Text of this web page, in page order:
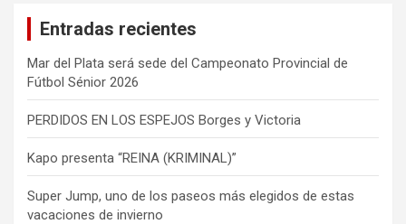
Entradas recientes
Mar del Plata será sede del Campeonato Provincial de
Fútbol Sénior 2026
PERDIDOS EN LOS ESPEJOS Borges y Victoria
Kapo presenta “REINA (KRIMINAL)”
Super Jump, uno de los paseos más elegidos de estas
vacaciones de invierno